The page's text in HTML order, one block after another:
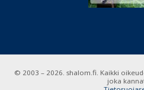
© 2003 – 2026. shalom.fi. Kaikki
joka